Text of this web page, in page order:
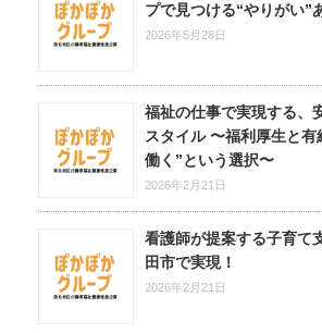
プで見つける“やりがい”
2026年5月28日
福祉の仕事で実現する、
スタイル 〜福利厚生と有
働く”という選択〜
2026年2月21日
看護師が提案する子育て
田市で実現！
2026年2月21日